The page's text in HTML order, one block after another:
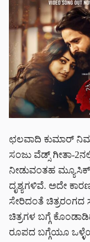
ಛಲವಾದಿ ಕುಮಾರ್
ಸಂಜು ವೆಡ್ಸ್ ಗೀತಾ-
ನೀಡುವಂತಹ
ದೃಶ್ಯಗಳಿವೆ. ಅದೇ
ಸೇರಿದಂತೆ ಚಿತ್ರರಂಗದ
ಚಿತ್ರಗಳ ಬಗ್ಗೆ
ರೂಪದ ಬಗ್ಗೆಯೂ